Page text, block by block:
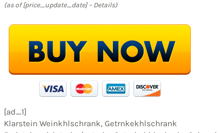
(as of [price_update_date] – Details)
[ad_1]
Klarstein Weinkhlschrank, Getrnkekhlschrank